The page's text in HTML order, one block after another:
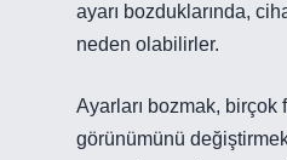
ayarı bozduklarında,
neden olabilirler.
Ayarları bozmak, birçok
görünümünü